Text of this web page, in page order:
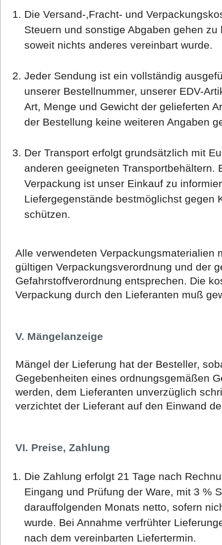
Die Versand-,Fracht- und
Steuern und sonstige Abgaben gehen
soweit nichts anderes vereinbart wurde.
Jeder Sendung ist ein vollständig
unserer Bestellnummer, unserer EDV-
Art, Menge und Gewicht der gelieferten
der Bestellung keine weiteren Angaben
Der Transport erfolgt grundsätzlich mit
anderen geeigneten Transportbehältern.
Verpackung ist unser Einkauf zu
Liefergegenstände bestmöglichst gegen
schützen.
Alle verwendeten Verpackungsmaterialien
gültigen Verpackungsverordnung und der
Gefahrstoffverordnung entsprechen. Die
Verpackung durch den Lieferanten muß
V. Mängelanzeige
Mängel der Lieferung hat der Besteller,
Gegebenheiten eines ordnungsgemäßen
werden, dem Lieferanten unverzüglich
verzichtet der Lieferant auf den Einwand
VI. Preise, Zahlung
Die Zahlung erfolgt 21 Tage nach
Eingang und Prüfung der Ware, mit 3 %
darauffolgenden Monats netto, sofern
wurde. Bei Annahme verfrühter
nach dem vereinbarten Liefertermin.